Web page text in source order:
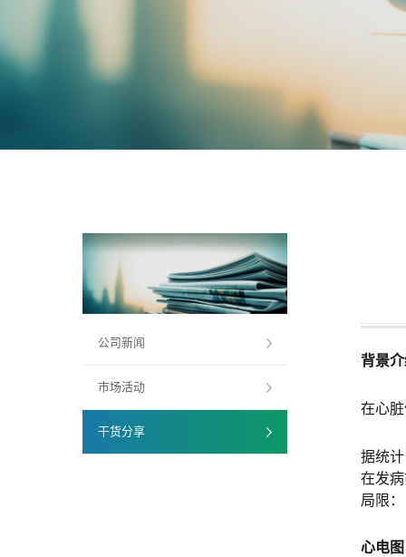
公司新闻
市场活动
干货分享
背景
在心
据统
在发
局限：
心电图